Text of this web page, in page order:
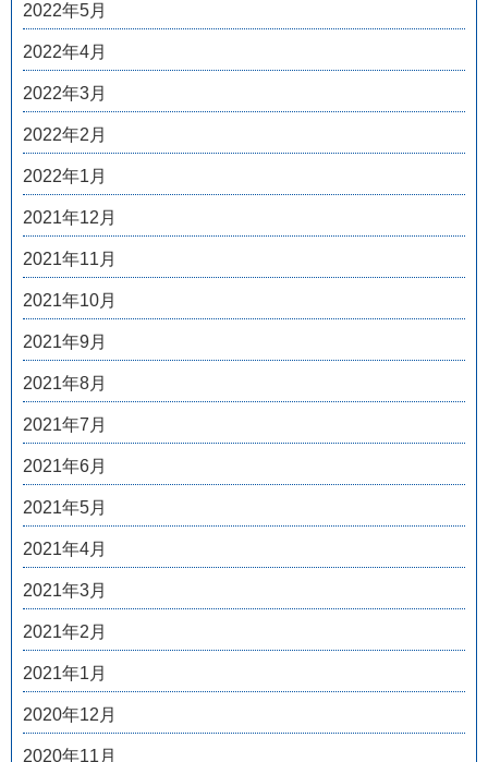
2022年5月
2022年4月
2022年3月
2022年2月
2022年1月
2021年12月
2021年11月
2021年10月
2021年9月
2021年8月
2021年7月
2021年6月
2021年5月
2021年4月
2021年3月
2021年2月
2021年1月
2020年12月
2020年11月